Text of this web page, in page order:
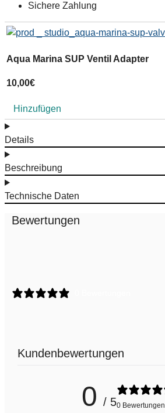
Sichere Zahlung
Aqua Marina SUP Ventil Adapter
10,00€
Hinzufügen
Details
Beschreibung
Technische Daten
Bewertungen
Kundenbewertungen
0 / 50 Bewertungen